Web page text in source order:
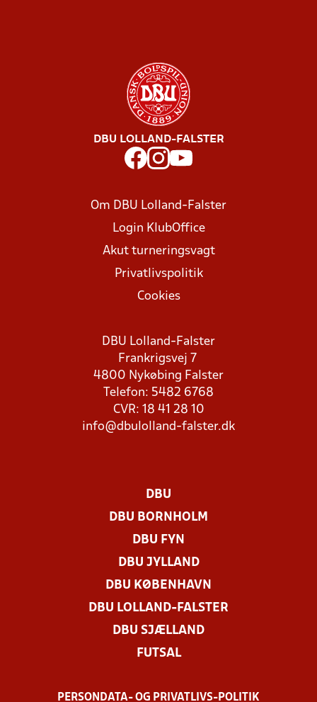
DBU LOLLAND-FALSTER
Om DBU Lolland-Falster
Login KlubOffice
Akut turneringsvagt
Privatlivspolitik
Cookies
DBU Lolland-Falster
Frankrigsvej 7
4800 Nykøbing Falster
Telefon: 5482 6768
CVR: 18 41 28 10
info@dbulolland-falster.dk
DBU
DBU BORNHOLM
DBU FYN
DBU JYLLAND
DBU KØBENHAVN
DBU LOLLAND-FALSTER
DBU SJÆLLAND
FUTSAL
PERSONDATA- OG PRIVATLIVS-POLITIK